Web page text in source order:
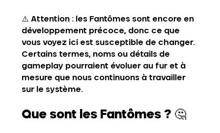
⚠️ Attention : les Fantômes sont encore en
développement précoce, donc ce que
vous voyez ici est susceptible de changer.
Certains termes, noms ou détails de
gameplay pourraient évoluer au fur et à
mesure que nous continuons à travailler
sur le système.
Que sont les Fantômes ? 🤔